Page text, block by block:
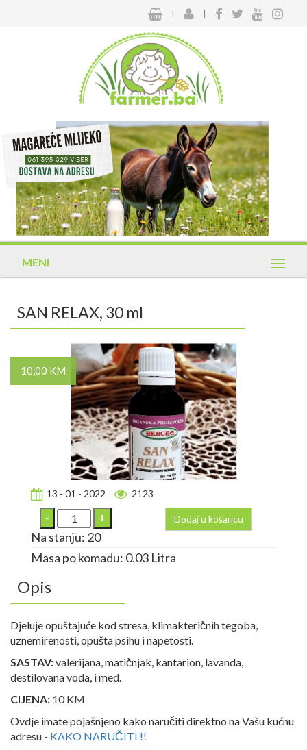
| |
MENI
SAN RELAX, 30 ml
10,00 KM
13 - 01 - 2022 2123
Dodaj u košaricu
Na stanju: 20
Masa po komadu: 0.03 Litra
Opis
Djeluje opuštajuće kod stresa, klimakteričnih tegoba,
uznemirenosti, opušta psihu i napetosti.
SASTAV:valerijana, matičnjak, kantarion, lavanda,
destilovana voda, i med.
CIJENA: 10 KM
Ovdje imate pojašnjeno kako naručiti direktno na Vašu kućnu
adresu - KAKO NARUČITI !!